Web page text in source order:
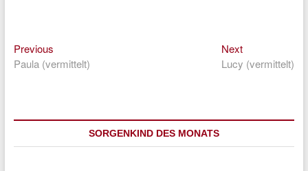
Beitragsnavigation
PreviousPrevious
post:
Paula (vermittelt)
NextNext
post:
Lucy (vermittelt)
SORGENKIND DES MONATS